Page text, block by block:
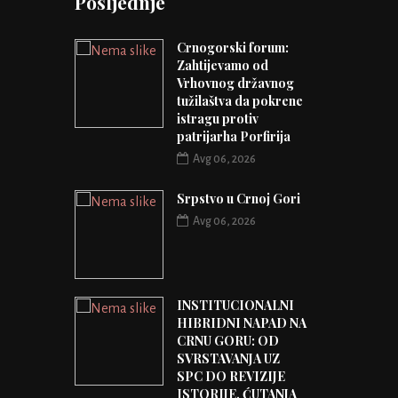
Crnogorski forum:
Zahtijevamo od
Vrhovnog državnog
tužilaštva da pokrene
istragu protiv
patrijarha Porfirija
Avg 06, 2026
Srpstvo u Crnoj Gori
Avg 06, 2026
INSTITUCIONALNI
HIBRIDNI NAPAD NA
CRNU GORU: OD
SVRSTAVANJA UZ
SPC DO REVIZIJE
ISTORIJE, ĆUTANJA